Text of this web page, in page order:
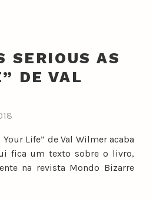
SERIOUS AS
DE VAL
Life” de Val Wilmer acaba
fica um texto sobre o livro,
na revista Mondo Bizarre